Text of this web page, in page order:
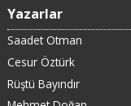
Yazarlar
Saadet Otman
Cesur Öztürk
Rüştü Bayındır